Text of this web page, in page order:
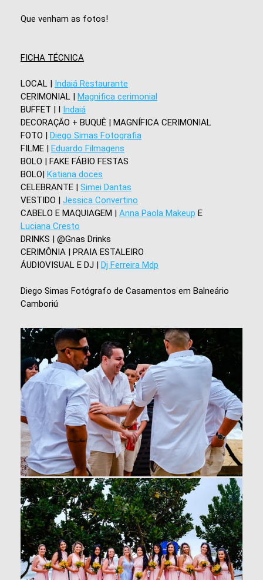
Que venham as fotos!
FICHA TÉCNICA
LOCAL | Indaiá Restaurante
CERIMONIAL | Magnifica cerimonial
BUFFET | I Indaiá
DECORAÇÃO + BUQUÊ | MAGNÍFICA CERIMONIAL
FOTO | Diego Simas Fotografia
FILME | Eduardo Filmagens
BOLO | FAKE FÁBIO FESTAS
BOLO| Katiana doces
CELEBRANTE | Simei Dantas
VESTIDO | Jessica Convertino
CABELO E MAQUIAGEM | Anna Paola Makeup E
Luciana Cresto
DRINKS | @Gnas Drinks
CERIMÔNIA | PRAIA ESTALEIRO
ÁUDIOVISUAL E DJ | Dj Ferreira Mdp
Diego Simas Fotógrafo de Casamentos em Balneário
Camboriú